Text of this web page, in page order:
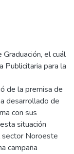
el cuál
Publicitaria para la
de la premisa de
desarrollado de
con sus
situación
sector Noroeste
campaña